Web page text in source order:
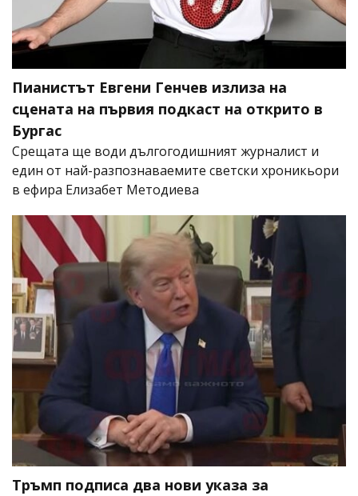
Пианистът Евгени Генчев излиза на
сцената на първия подкаст на открито в
Бургас
Срещата ще води дългогодишният журналист и
един от най-разпознаваемите светски хроникьори
в ефира Елизабет Методиева
Тръмп подписа два нови указа за